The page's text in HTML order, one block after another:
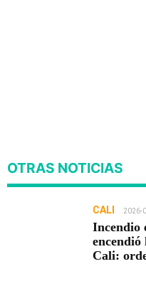
OTRAS NOTICIAS
CALI 2026-
Incendio
encendió
Cali: